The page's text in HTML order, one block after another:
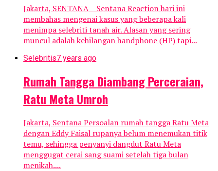
Jakarta, SENTANA – Sentana Reaction hari ini
membahas mengenai kasus yang beberapa kali
menimpa selebriti tanah air. Alasan yang sering
muncul adalah kehilangan handphone (HP) tapi...
Selebritis7 years ago
Rumah Tangga Diambang Perceraian,
Ratu Meta Umroh
Jakarta, Sentana Persoalan rumah tangga Ratu Meta
dengan Eddy Faisal rupanya belum menemukan titik
temu, sehingga penyanyi dangdut Ratu Meta
menggugat cerai sang suami setelah tiga bulan
menikah....